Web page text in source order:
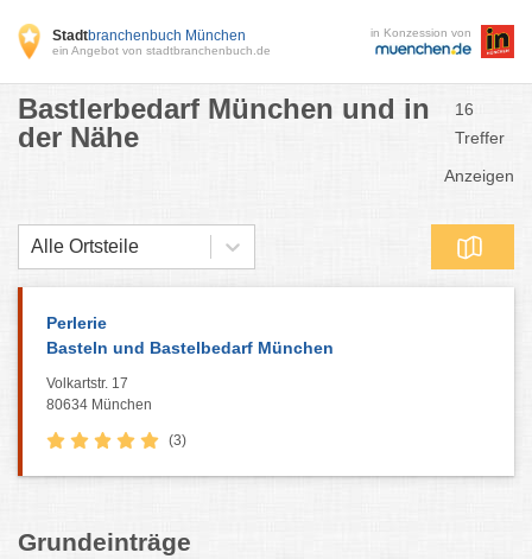
Stadtbranchenbuch München
ein Angebot von stadtbranchenbuch.de
in Konzession von
Bastlerbedarf München und in
der Nähe
16
Treffer
Anzeigen
Alle Ortsteile
Perlerie
Basteln und Bastelbedarf München
Volkartstr. 17
80634 München
(3)
Grundeinträge